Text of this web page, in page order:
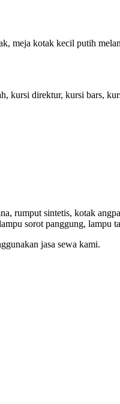
meja kotak kecil putih
kursi direktur, kursi bars,
rumput sintetis, kotak
sorot panggung, lampu
jasa sewa kami.